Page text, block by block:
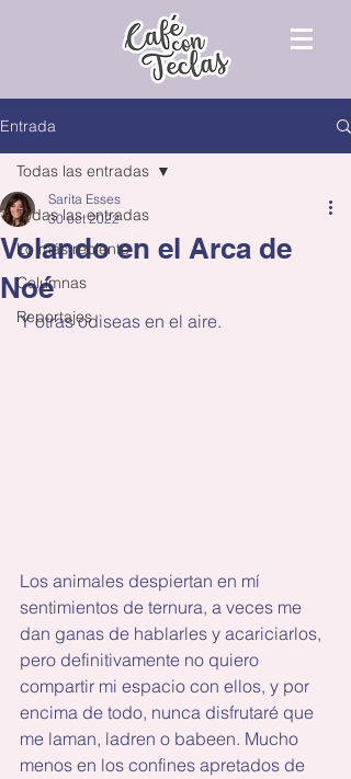
Entrada
Todas las entradas
Lo más reciente
Columnas
Reportajes
Todas las entradas
Volando en el Arca de
Noé
Sarita Esses
30 oct 2022
Y otras odiseas en el aire.
Los animales despiertan en mí
sentimientos de ternura, a veces me
dan ganas de hablarles y acariciarlos,
pero definitivamente no quiero
compartir mi espacio con ellos, y por
encima de todo, nunca disfrutaré que
me laman, ladren o babeen. Mucho
menos en los confines apretados de